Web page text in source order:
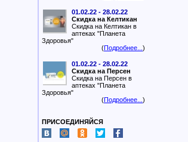
01.02.22 - 28.02.22
Скидка на Келтикан
Скидка на Келтикан в
аптеках "Планета
Здоровья"
(Подробнее... )
01.02.22 - 28.02.22
Скидка на Персен
Скидка на Персен в
аптеках "Планета
Здоровья"
(Подробнее... )
ПРИСОЕДИНЯЙСЯ